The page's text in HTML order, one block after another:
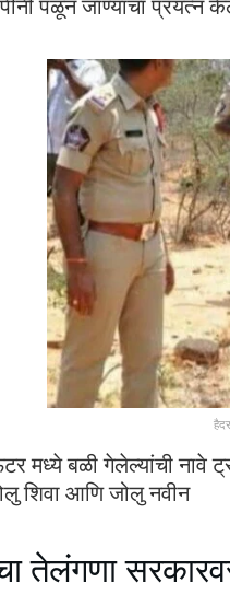
पळून जाण्याचा प्रयत्न
मध्ये बळी गेलेल्यांची
शिवा आणि जोलु नवीन
तेलंगणा